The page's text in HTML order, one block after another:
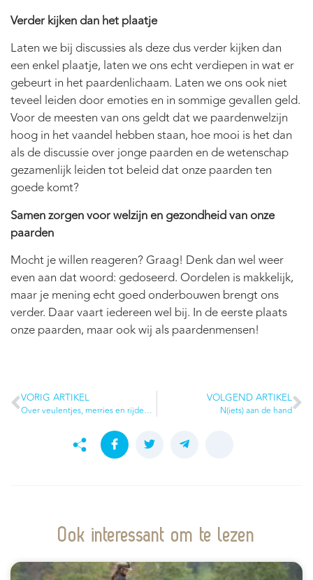
Verder kijken dan het plaatje
Laten we bij discussies als deze dus verder kijken dan
een enkel plaatje, laten we ons echt verdiepen in wat er
gebeurt in het paardenlichaam. Laten we ons ook niet
teveel leiden door emoties en in sommige gevallen geld.
Voor de meesten van ons geldt dat we paardenwelzijn
hoog in het vaandel hebben staan, hoe mooi is het dan
als de discussie over jonge paarden en de wetenschap
gezamenlijk leiden tot beleid dat onze paarden ten
goede komt?
Samen zorgen voor welzijn en gezondheid van onze
paarden
Mocht je willen reageren? Graag! Denk dan wel weer
even aan dat woord: gedoseerd. Oordelen is makkelijk,
maar je mening echt goed onderbouwen brengt ons
verder. Daar vaart iedereen wel bij. In de eerste plaats
onze paarden, maar ook wij als paardenmensen!
VORIG ARTIKEL
Over veulentjes, merries en rijden tijdens de dracht
VOLGEND ARTIKEL
N(iets) aan de hand
Ook interessant om te lezen